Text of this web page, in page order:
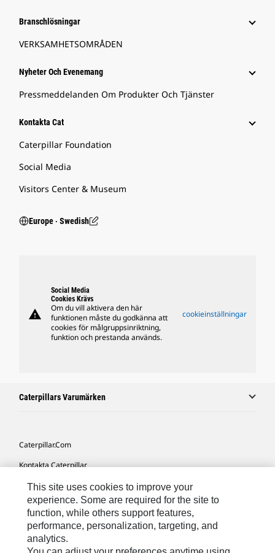
Branschlösningar
VERKSAMHETSOMRÅDEN
Nyheter Och Evenemang
Pressmeddelanden Om Produkter Och Tjänster
Kontakta Cat
Caterpillar Foundation
Social Media
Visitors Center & Museum
Europe ‧ Swedish
warning
Social Media
Cookies Krävs
Om du vill aktivera den här
funktionen måste du godkänna att
cookies för målgruppsinriktning,
funktion och prestanda används.
cookieinställningar
Caterpillars Varumärken
Caterpillar.com
Kontakta Caterpillar
Mina Marknadsföringspreferenser
Platskarta
Cookie Settings
Juridiskt
This site uses cookies to improve your
experience. Some are required for the site to
function, while others support features,
performance, personalization, targeting, and
analytics.